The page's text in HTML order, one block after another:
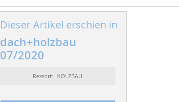
Dieser Artikel erschien in
dach+holzbau
07/2020
Ressort: HOLZBAU